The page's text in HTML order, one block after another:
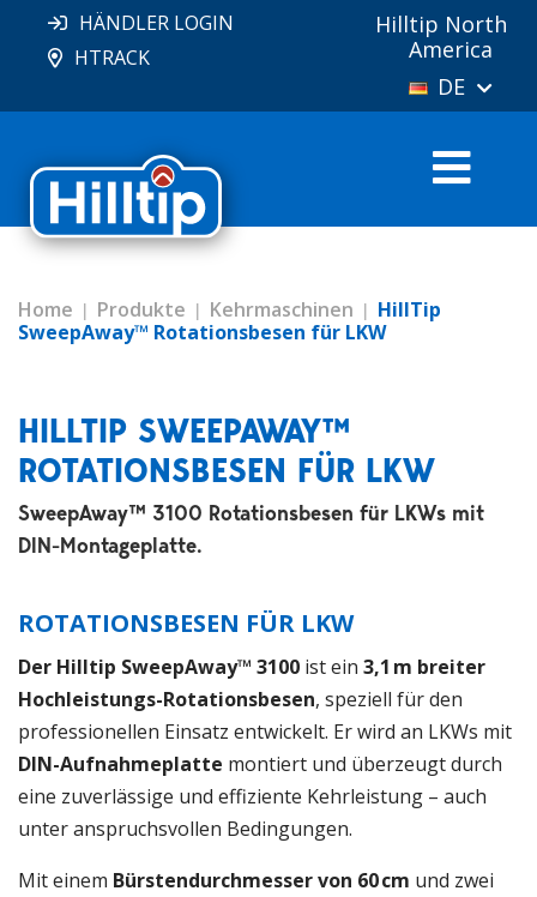
HÄNDLER LOGIN
HTRACK
Hilltip North
America
DE
Home Produkte Kehrmaschinen
HillTip
SweepAway™ Rotationsbesen für LKW
HILLTIP SWEEPAWAY™
ROTATIONSBESEN FÜR LKW
SweepAway™ 3100 Rotationsbesen für LKWs mit
DIN-Montageplatte.
ROTATIONSBESEN FÜR LKW
Der Hilltip SweepAway™ 3100 ist ein 3,1 m breiter
Hochleistungs-Rotationsbesen, speziell für den
professionellen Einsatz entwickelt. Er wird an LKWs mit
DIN-Aufnahmeplatte montiert und überzeugt durch
eine zuverlässige und effiziente Kehrleistung – auch
unter anspruchsvollen Bedingungen.
Mit einem Bürstendurchmesser von 60 cm und zwei